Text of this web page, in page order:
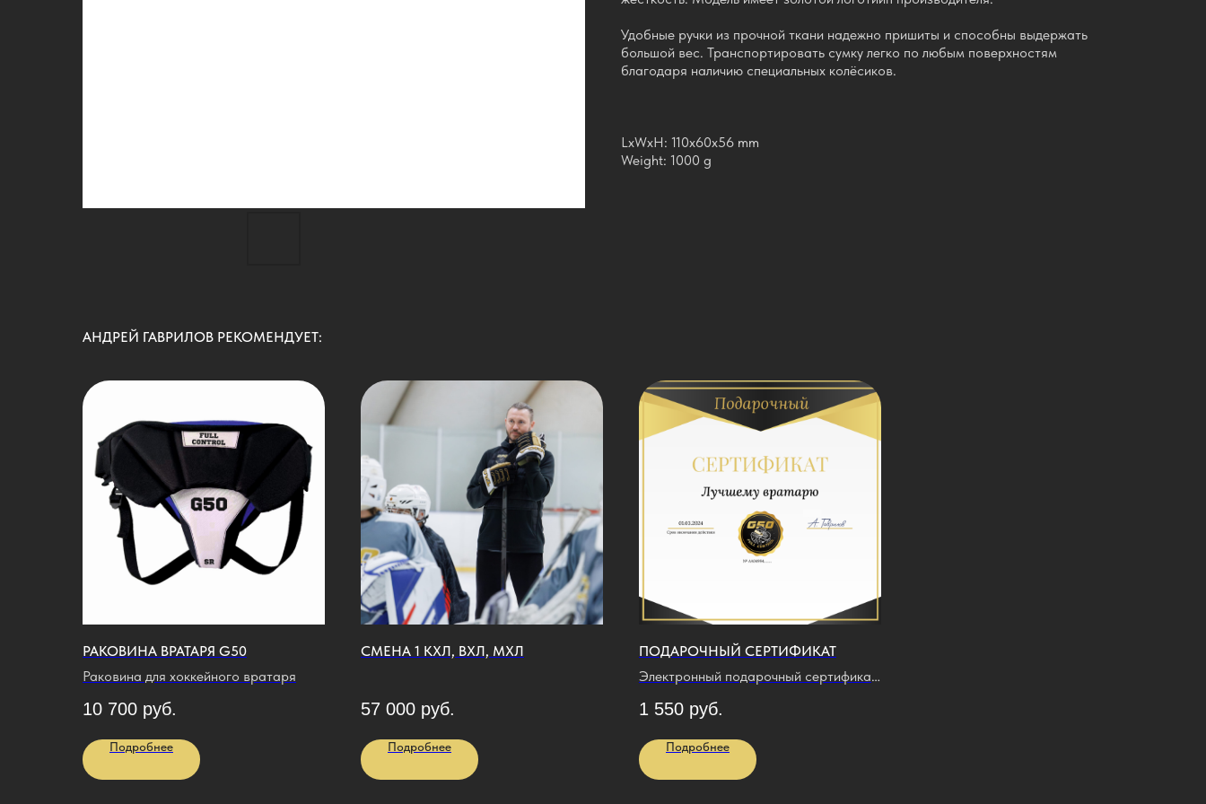
Удобные ручки из прочной ткани надежно пришиты и способны выдержать
большой вес. Транспортировать сумку легко по любым поверхностям
благодаря наличию специальных колёсиков.
LxWxH: 110x60x56 mm
Weight: 1000 g
АНДРЕЙ ГАВРИЛОВ РЕКОМЕНДУЕТ:
РАКОВИНА ВРАТАРЯ G50
Раковина для хоккейного вратаря
10 700 руб.
Подробнее
СМЕНА 1 КХЛ, ВХЛ, МХЛ
57 000 руб.
Подробнее
ПОДАРОЧНЫЙ СЕРТИФИКАТ
Электронный подарочный сертификат
1 550 руб.
Подробнее